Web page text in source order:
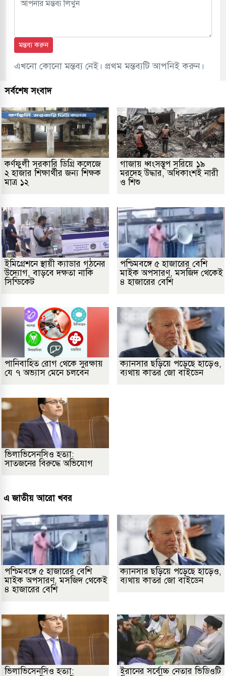
মন্তব্য করুন
এখনো কোনো মন্তব্য নেই। প্রথম মন্তব্যটি আপনিই করুন।
সর্বশেষ সংবাদ
কর্ণফুলী সরকারি ডিগ্রি কলেজে
২ হাজার শিক্ষার্থীর জন্য শিক্ষক
মাত্র ১২
গাজায় ধ্বংসস্তূপ সরিয়ে ১৯
মরদেহ উদ্ধার, অধিকাংশই নারী
ও শিশু
ইমিগ্রেশনে স্থায়ী ক্যাডার গঠনের
উদ্যোগ, বাড়বে দক্ষতা নাকি
সিন্ডিকেট
পশ্চিমবঙ্গে ৫ হাজারের বেশি
মাইক অপসারণ, মসজিদ থেকেই
৪ হাজারের বেশি
পানিবাহিত রোগ থেকে সুরক্ষায়
যে ৭ অভ্যাস মেনে চলবেন
ক্যানসার ছড়িয়ে পড়েছে হাড়েও,
ব্যথায় কাতর জো বাইডেন
ভিলাভিসেনসিও হত্যা:
সাতজনের বিরুদ্ধে অভিযোগ
এ জাতীয় আরো খবর
পশ্চিমবঙ্গে ৫ হাজারের বেশি
মাইক অপসারণ, মসজিদ থেকেই
৪ হাজারের বেশি
ক্যানসার ছড়িয়ে পড়েছে হাড়েও,
ব্যথায় কাতর জো বাইডেন
ভিলাভিসেনসিও হত্যা:
ইরানের সর্বোচ্চ নেতার ভিডিওটি